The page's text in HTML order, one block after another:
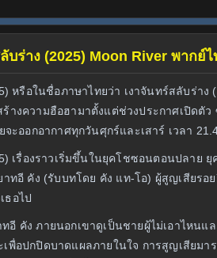
บร่าง (2025) Moon River พากย์
หรือในชื่อภาษาไทยว่า เงาจันทร์สลับร่า
างความฮือฮามาตั้งแต่ช่วงประกาศเปิดตั
ะออกอากาศทุกวันศุกร์และเสาร์ เวลา
เรื่องราวเริ่มขึ้นในยุคโชซอนตอนปลาย
าทอี คัง (รับบทโดย คัง แท-โอ) ผู้สูญเสียร
ธอไป
อี คัง ภายนอกเขาดูเป็นชายผู้ไม่เอาไหน
พื่อปกปิดบาดแผลภายในใจ การสูญเสียม